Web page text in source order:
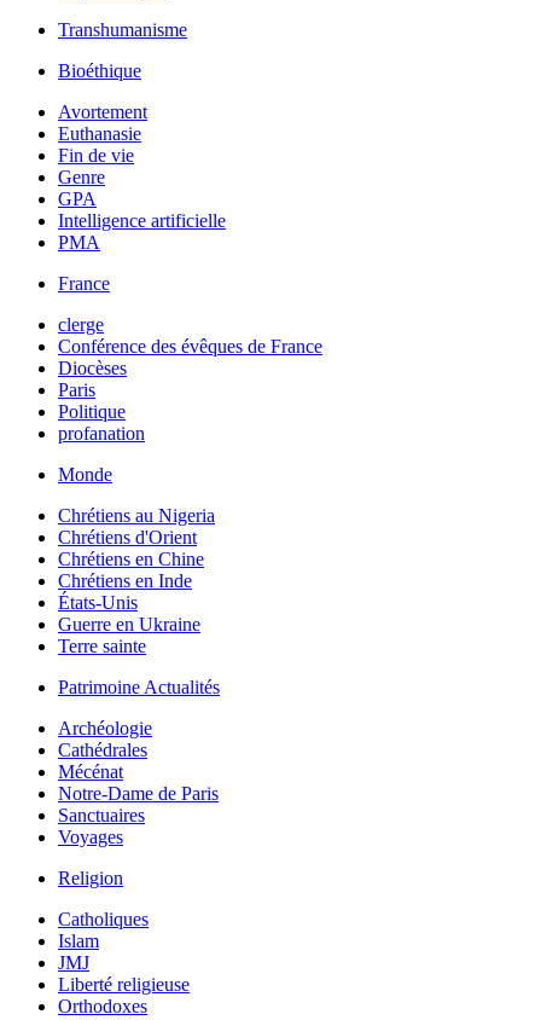
Transhumanisme
Bioéthique
Avortement
Euthanasie
Fin de vie
Genre
GPA
Intelligence artificielle
PMA
France
clerge
Conférence des évêques de France
Diocèses
Paris
Politique
profanation
Monde
Chrétiens au Nigeria
Chrétiens d'Orient
Chrétiens en Chine
Chrétiens en Inde
États-Unis
Guerre en Ukraine
Terre sainte
Patrimoine Actualités
Archéologie
Cathédrales
Mécénat
Notre-Dame de Paris
Sanctuaires
Voyages
Religion
Catholiques
Islam
JMJ
Liberté religieuse
Orthodoxes